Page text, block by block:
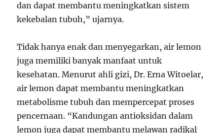
dan dapat membantu meningkatkan sistem
kekebalan tubuh,” ujarnya.
Tidak hanya enak dan menyegarkan, air lemon
juga memiliki banyak manfaat untuk
kesehatan. Menurut ahli gizi, Dr. Erna Witoelar,
air lemon dapat membantu meningkatkan
metabolisme tubuh dan mempercepat proses
pencernaan. “Kandungan antioksidan dalam
lemon juga dapat membantu melawan radikal